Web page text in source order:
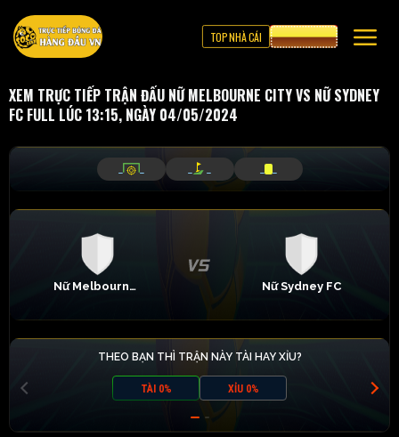
TOP NHÀ CÁI CƯỢC 8XBET
XEM TRỰC TIẾP TRẬN ĐẤU NỮ MELBOURNE CITY VS NỮ SYDNEY
FC FULL LÚC 13:15, NGÀY 04/05/2024
_ _
Nữ Melbourne City Nữ Sydney FC
THEO BẠN THÌ TRẬN NÀY TÀI HAY XỈU?
TÀI 0% XỈU 0%